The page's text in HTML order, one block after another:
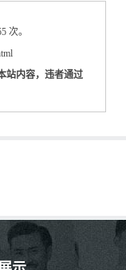
次。
站内容，违者通过